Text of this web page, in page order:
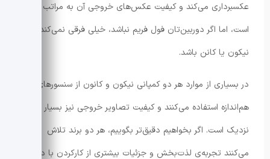
عکسبرداری می‌کند و کیفیت عکس‌های خروجی آن به مراتب بهتر
است، اما اگر دوربین‌تان فول فریم نباشد، خیلی فرقی نمی‌کند
نیکون یا کانن باشد.
در بسیاری از موارد هر دو کمپانی نیکون و کانون از سنسورهای
هم‌اندازه استفاده می‌کنند و کیفیت تصاویر خروجی نیز بسیار
نزدیک است. اگر بخواهیم دقیق‌تر بگوییم، هر دو برند تلاش
می‌کنند تجربه‌ی لذت‌بخش و جزئیات بیشتری از کارکردن با دوربین